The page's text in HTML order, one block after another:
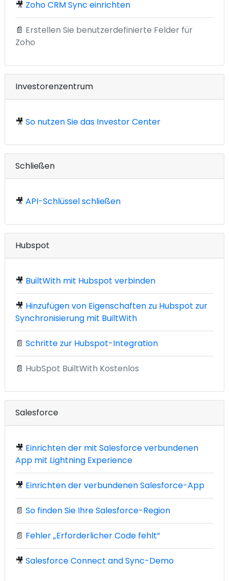
🎥 Zoho CRM Sync einrichten
📄 Erstellen Sie benutzerdefinierte Felder für
Zoho
Investorenzentrum
🎥 So nutzen Sie das Investor Center
Schließen
🎥 API-Schlüssel schließen
Hubspot
🎥 BuiltWith mit Hubspot verbinden
🎥 Hinzufügen von Eigenschaften zu Hubspot zur
Synchronisierung mit BuiltWith
📄 Schritte zur Hubspot-Integration
📄 HubSpot BuiltWith Kostenlos
Salesforce
🎥 Einrichten der mit Salesforce verbundenen
App mit Lightning Experience
🎥 Einrichten der verbundenen Salesforce-App
📄 So finden Sie Ihre Salesforce-Region
📄 Fehler „Erforderlicher Code fehlt“
🎥 Salesforce Connect and Sync-Demo